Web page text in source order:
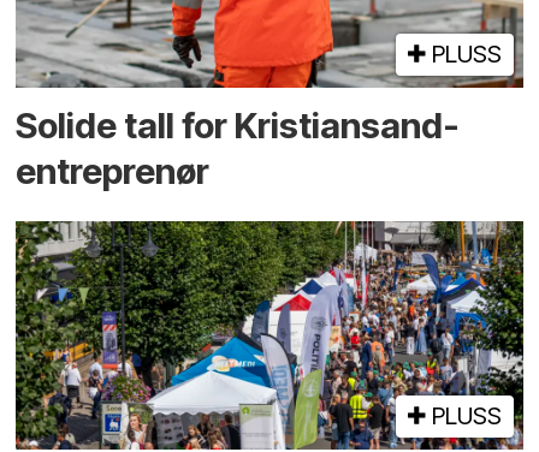
PLUSS
Solide tall for Kristiansand-
entreprenør
PLUSS